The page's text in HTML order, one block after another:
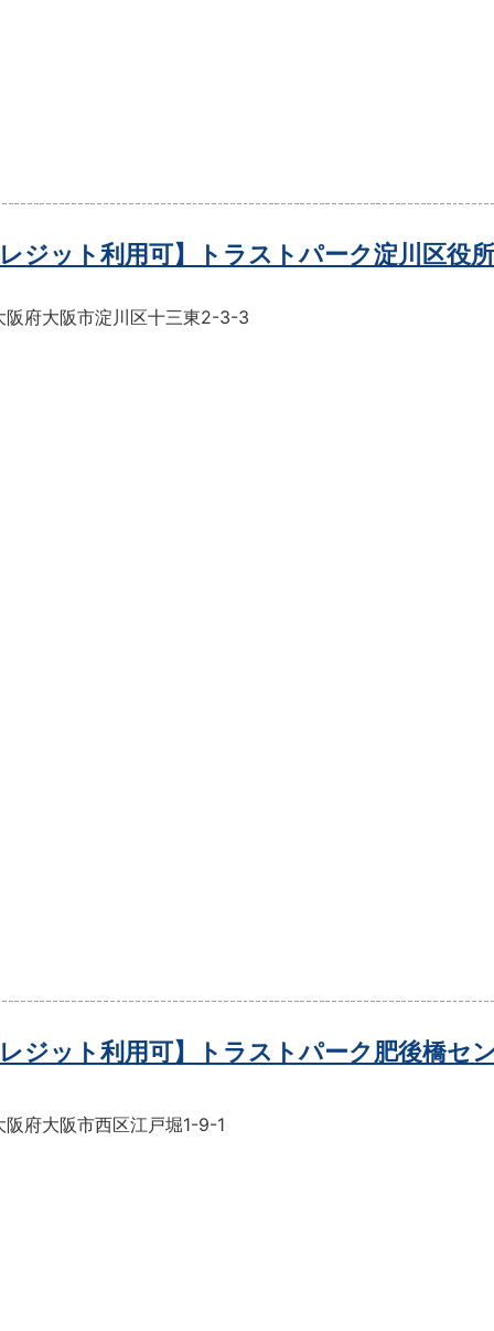
レジット利用可】トラストパーク淀川区役
阪府大阪市淀川区十三東2-3-3
レジット利用可】トラストパーク肥後橋セ
阪府大阪市西区江戸堀1-9-1